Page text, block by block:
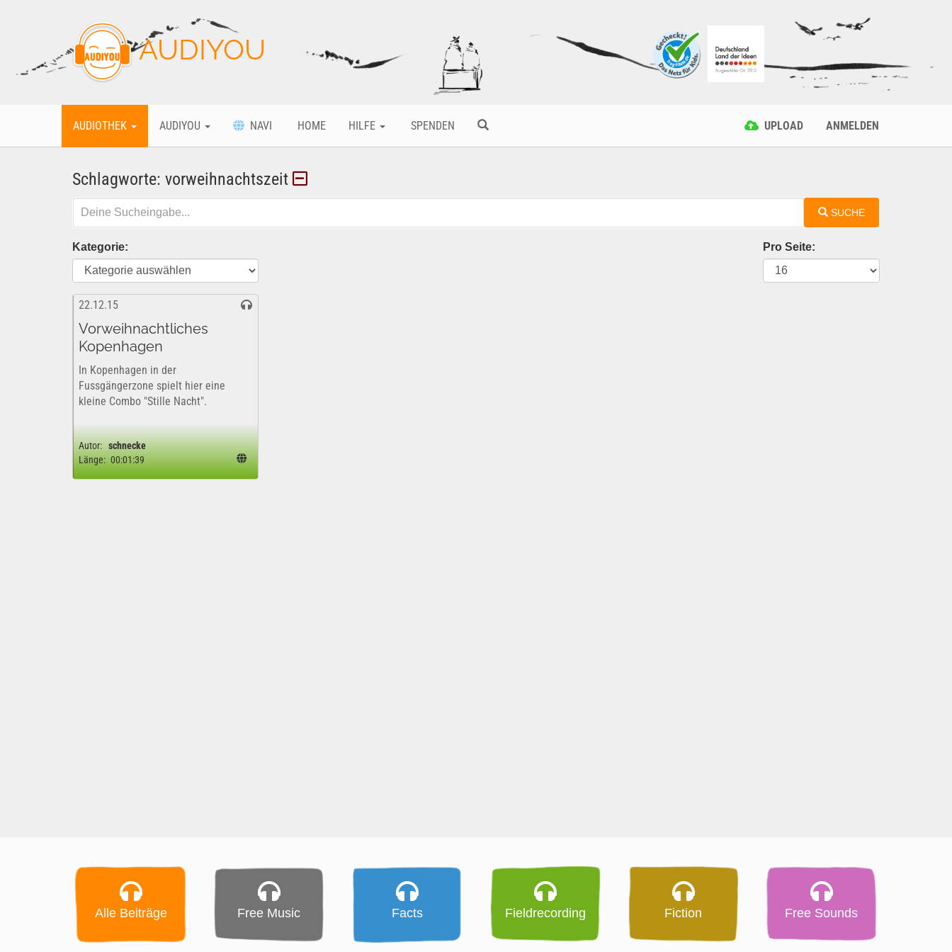
AUDIYOU
AUDIOTHEK AUDIYOU NAVI HOME HILFE SPENDEN UPLOAD ANMELDEN
Schlagworte: vorweihnachtszeit
SUCHE
Kategorie: Pro Seite:
22.12.15
Vorweihnachtliches
Kopenhagen
In Kopenhagen in der
Fussgängerzone spielt hier eine
kleine Combo "Stille Nacht".
Autor: schnecke
Länge: 00:01:39
Alle Beiträge Free Music Facts Fieldrecording Fiction Free Sounds